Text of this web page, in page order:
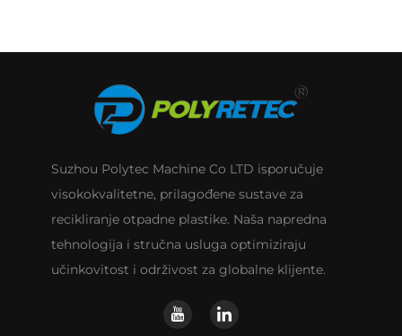
Suzhou Polytec Machine Co LTD isporučuje
visokokvalitetne, prilagođene sustave za
recikliranje otpadne plastike. Naša napredna
tehnologija i stručna usluga optimiziraju
učinkovitost i održivost za globalne klijente.